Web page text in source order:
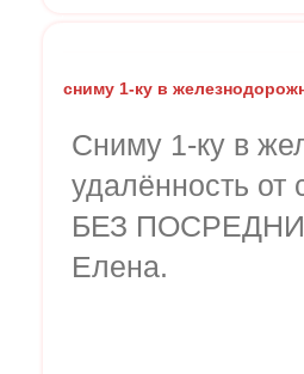
сниму 1-ку в
Сниму 1-ку в
удалённость
БЕЗ
Елена.